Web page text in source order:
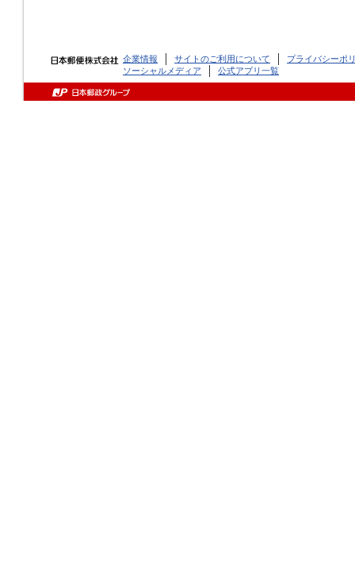
企業情報 サイトのご利用について
プライバシーポ
ソーシャルメディア
公式アプリ一覧